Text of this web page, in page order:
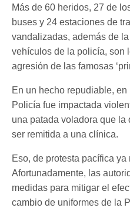
Más de 60 heridos, 27 de
buses y 24 estaciones de
vandalizadas, además de
vehículos de la policía, son
agresión de las famosas
En un hecho repudiable,
Policía fue impactada
una patada voladora que
ser remitida a una clínica.
Eso, de protesta pacífica ya
Afortunadamente, las
medidas para mitigar el
cambio de uniformes de la